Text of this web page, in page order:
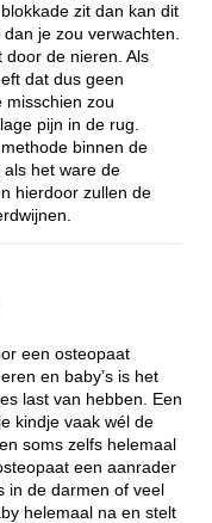
zit dan kan dit
je zou verwachten.
door de nieren. Als
dat dus geen
misschien zou
pijn in de rug.
binnen de
het ware de
hierdoor zullen de
een osteopaat
en baby’s is het
last van hebben. Een
kindje vaak wél de
soms zelfs helemaal
een aanrader
in de darmen of veel
helemaal na en stelt